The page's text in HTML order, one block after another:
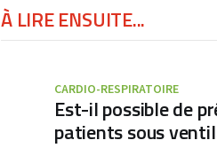
À LIRE ENSUITE...
CARDIO-RESPIRATOIRE
Est-il possible de
patients sous